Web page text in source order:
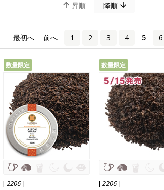
昇順 降順
最初へ 前へ 1 2 3 4 5 6
数量限定
[2206]
数量限定
[2206]